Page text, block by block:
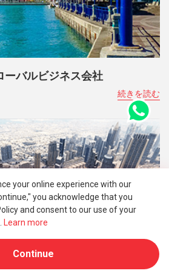
ーバルビジネス会社
続きを読む
your online experience with our
you acknowledge that you
and consent to our use of your
Learn more
Continue